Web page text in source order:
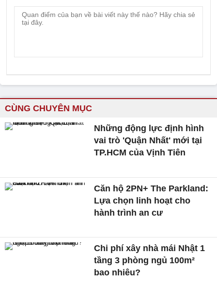
CÙNG CHUYÊN MỤC
Những động lực định hình
vai trò 'Quận Nhất' mới tại
TP.HCM của Vịnh Tiên
Căn hộ 2PN+ The Parkland:
Lựa chọn linh hoạt cho
hành trình an cư
Chi phí xây nhà mái Nhật 1
tầng 3 phòng ngủ 100m²
bao nhiêu?